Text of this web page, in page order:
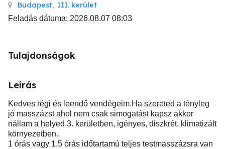
Budapest, III. kerület
Feladás dátuma: 2026.08.07 08:03
Tulajdonságok
Leírás
Kedves régi és leendő vendégeim.Ha szereted a tényleg
jó masszázst ahol nem csak simogatást kapsz akkor
nállam a helyed.3. kerületben, igényes, diszkrét, klimatizált
környezetben.
1 órás vagy 1,5 órás időtartamú teljes testmasszázsra van